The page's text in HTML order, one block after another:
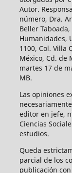
Autor.
número, Dra.
Beller
Humanidades,
1100, Col. Villa
México, Cd. de
martes 17 de
MB.
Las opiniones
editor en jefe,
Ciencias
estudios.
Queda
parcial de los
publicación